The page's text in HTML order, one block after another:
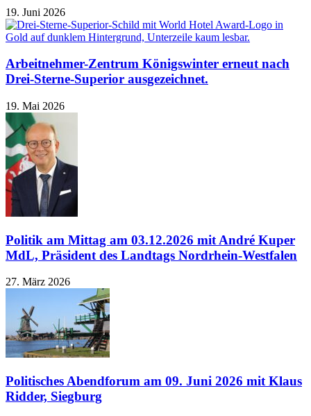
19. Juni 2026
Arbeitnehmer-Zentrum Königswinter erneut nach
Drei-Sterne-Superior ausgezeichnet.
19. Mai 2026
Politik am Mittag am 03.12.2026 mit André Kuper
MdL, Präsident des Landtags Nordrhein-Westfalen
27. März 2026
Politisches Abendforum am 09. Juni 2026 mit Klaus
Ridder, Siegburg